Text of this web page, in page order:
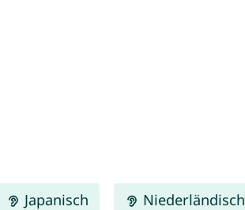
Japanisch Niederländisch